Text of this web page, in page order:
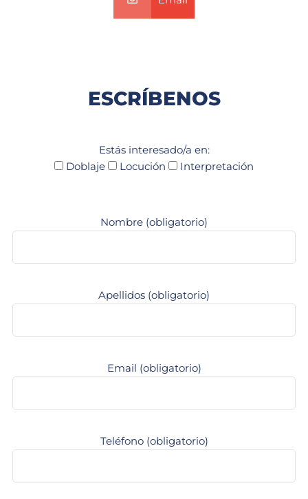
ESCRÍBENOS
Estás interesado/a en:
Doblaje
Locución Interpretación
Nombre (obligatorio)
Apellidos (obligatorio)
Email (obligatorio)
Teléfono (obligatorio)